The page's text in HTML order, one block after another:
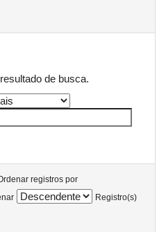
de busca.
registros por
Registro(s)